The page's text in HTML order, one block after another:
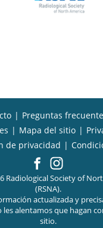
| Preguntas
| Mapa del sitio |
de privacidad |
Radiological Society of
(RSNA).
actualizada y
les alentamos que hagan
sitio.